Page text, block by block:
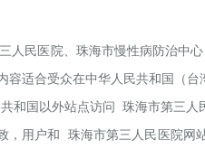
人民医院 珠海市慢性病防治中心
容适合受众在中华人民共和国（
和国以外站点访问 珠海市第三 人
，用户和 珠海市第三 人民医院 网